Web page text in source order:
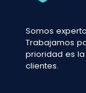
Somos
Trabajamos
prioridad es
clientes.